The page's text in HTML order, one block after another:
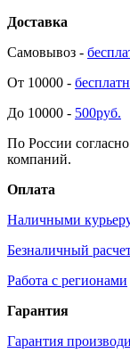
Доставка
Самовывоз -
От 10000 -
До 10000 - 500руб.
По России
компаний.
Оплата
Наличными
Безналичный
Работа с регионами
Гарантия
Гарантия